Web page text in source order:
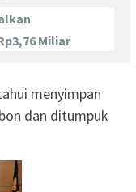
Miliar
menyimpan
dan ditumpuk